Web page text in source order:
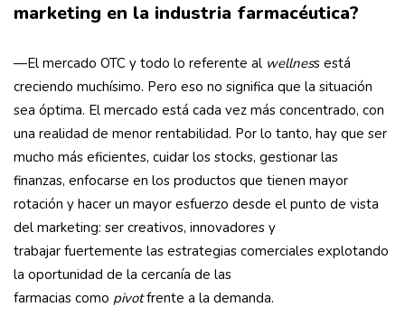
marketing en la industria farmacéutica?
—El mercado OTC y todo lo referente al wellness está
creciendo muchísimo. Pero eso no significa que la situación
sea óptima. El mercado está cada vez más concentrado, con
una realidad de menor rentabilidad. Por lo tanto, hay que ser
mucho más eficientes, cuidar los stocks, gestionar las
finanzas, enfocarse en los productos que tienen mayor
rotación y hacer un mayor esfuerzo desde el punto de vista
del marketing: ser creativos, innovadores y
trabajar fuertemente las estrategias comerciales explotando
la oportunidad de la cercanía de las
farmacias como pivotfrente a la demanda.